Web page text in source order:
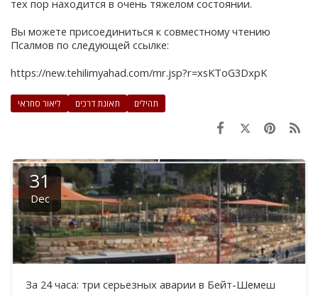
тех пор находится в очень тяжелом состоянии.
Вы можете присоединиться к совместному чтению
Псалмов по следующей ссылке:
https://new.tehilimyahad.com/mr.jsp?r=xsKToG3DxpK
ליאור סחראי תאונת דרכים תהילים
31
Dec
За 24 часа: три серьезных аварии в Бейт-Шемеш